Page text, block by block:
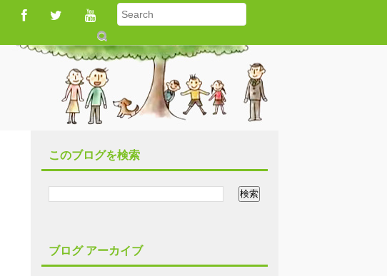
S
u
b
m
it
このブログを検索
ブログ アーカイブ